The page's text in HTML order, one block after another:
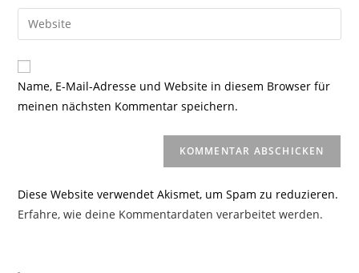
zum
Kommentieren
ein
E-
Mail-
zum
Kommentieren
ein
Gib
deine
Website-
URL
Name, E-Mail-Adresse und Website in diesem Browser für
meinen nächsten Kommentar speichern.
Diese Website verwendet Akismet, um Spam zu reduzieren.
Erfahre, wie deine Kommentardaten verarbeitet werden.